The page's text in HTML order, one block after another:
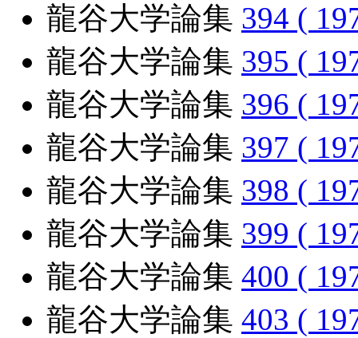
龍谷大学論集 394 (
龍谷大学論集 395 (
龍谷大学論集 396 (
龍谷大学論集 397 (
龍谷大学論集 398 (
龍谷大学論集 399 (
龍谷大学論集 400 (
龍谷大学論集 403 (